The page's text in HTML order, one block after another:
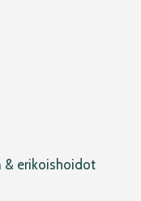
& erikoishoidot